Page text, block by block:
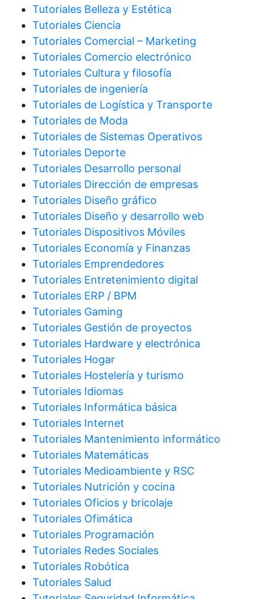
Tutoriales Belleza y Estética
Tutoriales Ciencia
Tutoriales Comercial – Marketing
Tutoriales Comercio electrónico
Tutoriales Cultura y filosofía
Tutoriales de ingeniería
Tutoriales de Logística y Transporte
Tutoriales de Moda
Tutoriales de Sistemas Operativos
Tutoriales Deporte
Tutoriales Desarrollo personal
Tutoriales Dirección de empresas
Tutoriales Diseño gráfico
Tutoriales Diseño y desarrollo web
Tutoriales Dispositivos Móviles
Tutoriales Economía y Finanzas
Tutoriales Emprendedores
Tutoriales Entretenimiento digital
Tutoriales ERP / BPM
Tutoriales Gaming
Tutoriales Gestión de proyectos
Tutoriales Hardware y electrónica
Tutoriales Hogar
Tutoriales Hostelería y turismo
Tutoriales Idiomas
Tutoriales Informática básica
Tutoriales Internet
Tutoriales Mantenimiento informático
Tutoriales Matemáticas
Tutoriales Medioambiente y RSC
Tutoriales Nutrición y cocina
Tutoriales Oficios y bricolaje
Tutoriales Ofimática
Tutoriales Programación
Tutoriales Redes Sociales
Tutoriales Robótica
Tutoriales Salud